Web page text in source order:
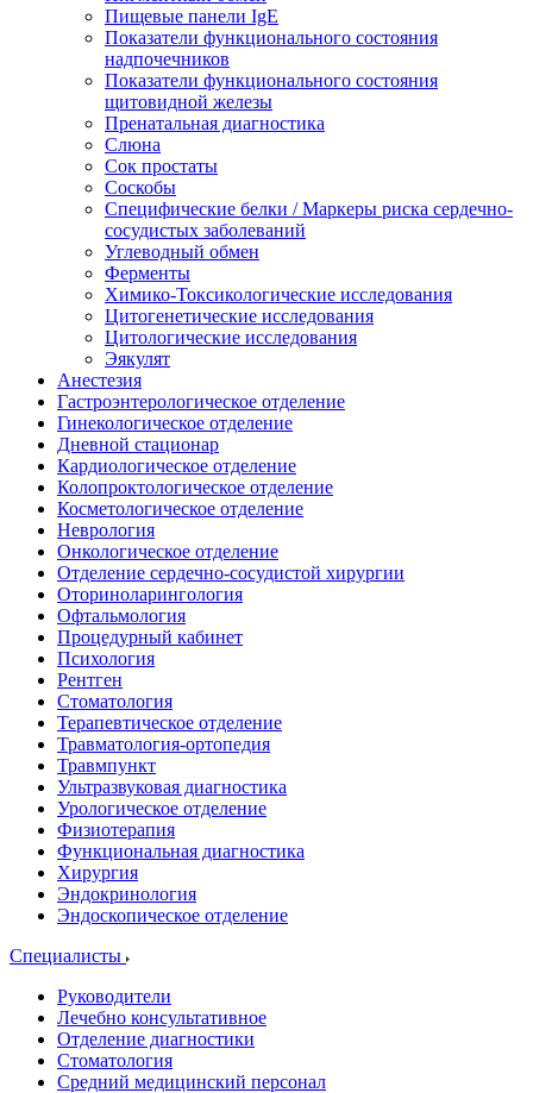
Пищевые панели IgE
Показатели функционального состояния
надпочечников
Показатели функционального состояния
щитовидной железы
Пренатальная диагностика
Слюна
Сок простаты
Соскобы
Специфические белки / Маркеры риска сердечно-
сосудистых заболеваний
Углеводный обмен
Ферменты
Химико-Токсикологические исследования
Цитогенетические исследования
Цитологические исследования
Эякулят
Анестезия
Гастроэнтерологическое отделение
Гинекологическое отделение
Дневной стационар
Кардиологическое отделение
Колопроктологическое отделение
Косметологическое отделение
Неврология
Онкологическое отделение
Отделение сердечно-сосудистой хирургии
Оториноларингология
Офтальмология
Процедурный кабинет
Психология
Рентген
Стоматология
Терапевтическое отделение
Травматология-ортопедия
Травмпункт
Ультразвуковая диагностика
Урологическое отделение
Физиотерапия
Функциональная диагностика
Хирургия
Эндокринология
Эндоскопическое отделение
Специалисты
Руководители
Лечебно консультативное
Отделение диагностики
Стоматология
Средний медицинский персонал